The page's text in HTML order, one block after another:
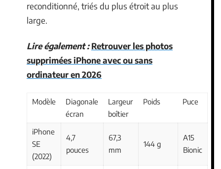
reconditionné, triés du plus étroit au plus
large.
Lire également : Retrouver les photos
supprimées iPhone avec ou sans
ordinateur en 2026
Modèle
Diagonale
écran
Largeur
boîtier
Poids Puce
iPhone
SE
(2022)
4,7
pouces
67,3
mm
144 g
A15
Bionic